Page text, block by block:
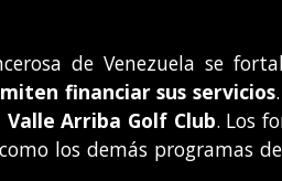
de Venezuela se
financiar sus servicios
Valle Arriba Golf Club. Los
los demás